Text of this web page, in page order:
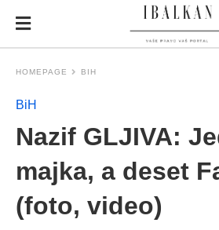
HOMEPAGE BIH
BiH
Nazif GLJIVA:
majka, a deset
(foto, video)